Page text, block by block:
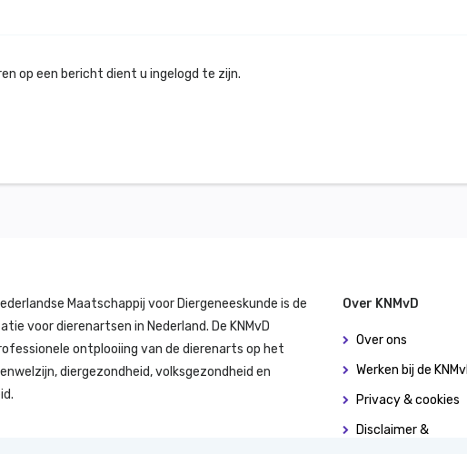
op een bericht dient u ingelogd te zijn.
Maatschappij voor Diergeneeskunde is de
voor dierenartsen in Nederland. De KNMvD
ontplooiing van de dierenarts op het
diergezondheid, volksgezondheid en
Over KNMvD
Over ons
Werken bij de
Privacy & cookies
Disclaimer &